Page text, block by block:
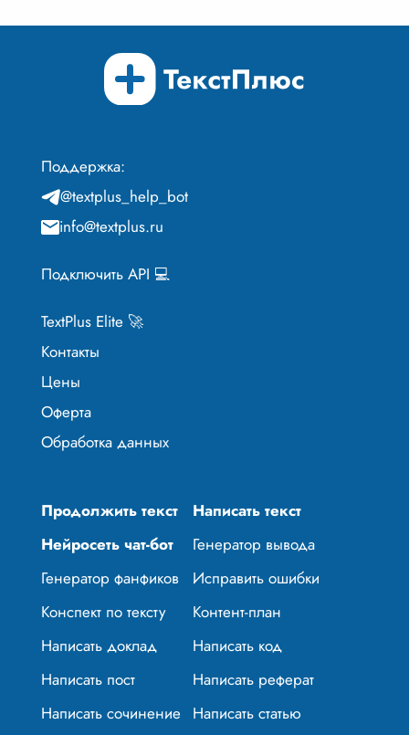
Поддержка:
@textplus_help_bot
info@textplus.ru
Подключить API 💻
TextPlus Elite 🚀
Контакты
Цены
Оферта
Обработка данных
Продолжить текст
Написать текст
Нейросеть чат-бот
Генератор вывода
Генератор фанфиков
Исправить ошибки
Конспект по тексту
Контент-план
Написать доклад
Написать код
Написать пост
Написать реферат
Написать сочинение Написать статью